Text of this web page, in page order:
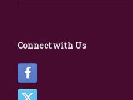
Connect with Us